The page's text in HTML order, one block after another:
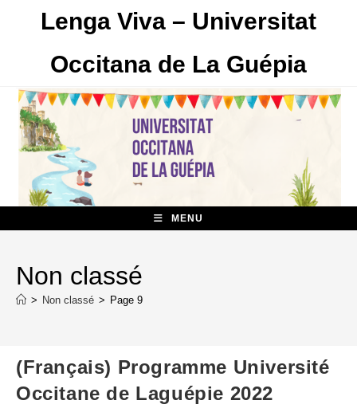
Lenga Viva – Universitat
Occitana de La Guépia
MENU
Non classé
> Non classé > Page 9
(Français) Programme Université
Occitane de Laguépie 2022